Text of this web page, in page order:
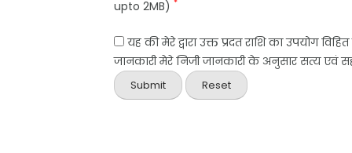
upto 2MB) *
यह की मेरे द्वारा उक्त प्रदत राशि का उपयोग
जानकारी मेरे निजी जानकारी के अनुसार सत्य एवं